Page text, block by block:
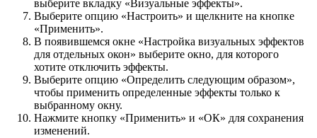
выберите вкладку «Визуальные эффекты».
Выберите опцию «Настроить» и щелкните на кнопке
«Применить».
В появившемся окне «Настройка визуальных эффектов
для отдельных окон» выберите окно, для которого
хотите отключить эффекты.
Выберите опцию «Определить следующим образом»,
чтобы применить определенные эффекты только к
выбранному окну.
Нажмите кнопку «Применить» и «ОК» для сохранения
изменений.